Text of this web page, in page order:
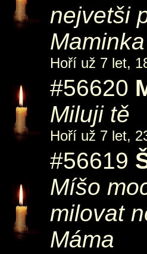
nejvetši
Hoří už 7 let,
#56620
Miluji tě
Hoří už 7 let,
#56619
Míšo
milovat
Máma